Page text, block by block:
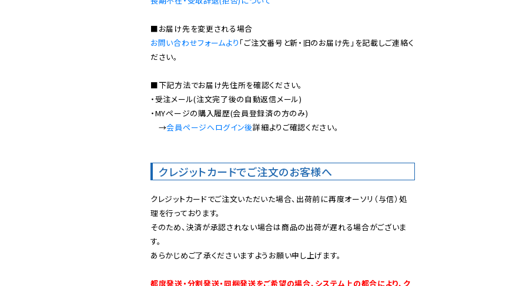
お問い合わせフォームより 「ご注文番号と新・旧のお届け先」を記載しご連絡く
ださい。
■下記方法でお届け先住所を確認ください。
・受注メール(注文完了後の自動返信メール)
・MYページの購入履歴(会員登録済の方のみ)
→会員ページへログイン後詳細よりご確認ください。
クレジットカードでご注文のお客様へ
クレジットカードでご注文いただいた場合、出荷前に再度オーソリ（与信）処
理を行っております。
そのため、決済が承認されない場合は商品の出荷が遅れる場合がございま
す。
あらかじめご了承くださいますようお願い申し上げます。
都度発送・分割発送・同梱発送をご希望の場合、システム上の都合により、ク